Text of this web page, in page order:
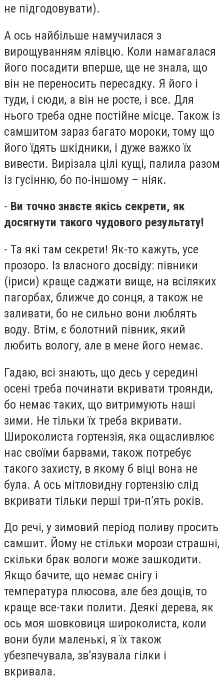
не підгодовувати).
А ось найбільше намучилася з
вирощуванням ялівцю. Коли намагалася
його посадити вперше, ще не знала, що
він не переносить пересадку. Я його і
туди, і сюди, а він не росте, і все. Для
нього треба одне постійне місце. Також із
самшитом зараз багато мороки, тому що
його їдять шкідники, і дуже важко їх
вивести. Вирізала цілі кущі, палила разом
із гусінню, бо по-іншому – ніяк.
- Ви точно знаєте якісь секрети, як
досягнути такого чудового результату!
- Та які там секрети! Як-то кажуть, усе
прозоро. Із власного досвіду: півники
(іриси) краще саджати вище, на всіляких
пагорбах, ближче до сонця, а також не
заливати, бо не сильно вони люблять
воду. Втім, є болотний півник, який
любить вологу, але в мене його немає.
Гадаю, всі знають, що десь у середині
осені треба починати вкривати троянди,
бо немає таких, що витримують наші
зими. Не тільки їх треба вкривати.
Широколиста гортензія, яка ощасливлює
нас своїми барвами, також потребує
такого захисту, в якому б віці вона не
була. А ось мітловидну гортензію слід
вкривати тільки перші три-п’ять років.
До речі, у зимовий період поливу просить
самшит. Йому не стільки морози страшні,
скільки брак вологи може зашкодити.
Якщо бачите, що немає снігу і
температура плюсова, але без дощів, то
краще все-таки полити. Деякі дерева, як
ось моя шовковиця широколиста, коли
вони були маленькі, я їх також
убезпечувала, зв’язувала гілки і
вкривала.